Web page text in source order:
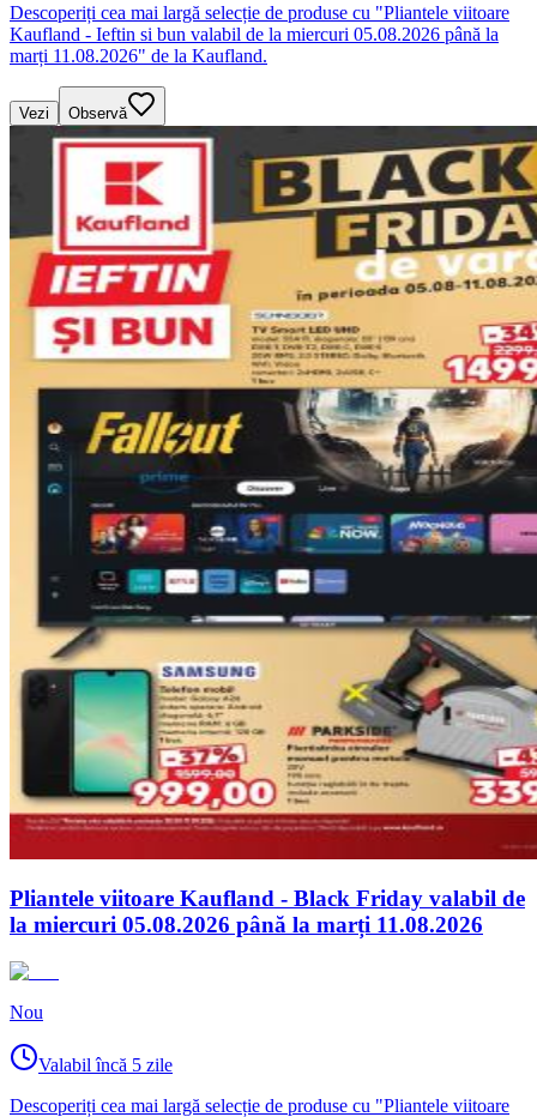
Descoperiți cea mai largă selecție de produse cu "Pliantele viitoare
Kaufland - Ieftin si bun valabil de la miercuri 05.08.2026 până la
marți 11.08.2026" de la Kaufland.
Vezi Observă
Pliantele viitoare Kaufland - Black Friday valabil de
la miercuri 05.08.2026 până la marți 11.08.2026
Nou
Valabil încă 5 zile
Descoperiți cea mai largă selecție de produse cu "Pliantele viitoare